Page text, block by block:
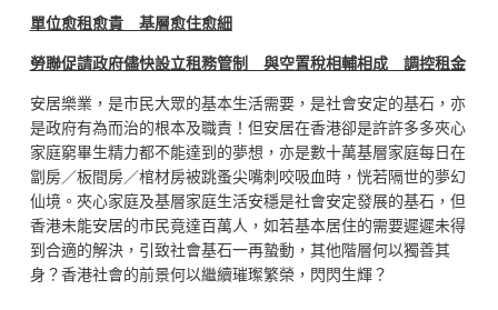
單位愈租愈貴 基層愈住愈細
勞聯促請政府儘快設立租務管制 與空置稅相輔相成 調控租金
安居樂業，是市民大眾的基本生活需要，是社會安定的基石，亦
是政府有為而治的根本及職責！但安居在香港卻是許許多多夾心
家庭窮畢生精力都不能達到的夢想，亦是數十萬基層家庭每日在
劏房／板間房／棺材房被跳蚤尖嘴刺咬吸血時，恍若隔世的夢幻
仙境。夾心家庭及基層家庭生活安穩是社會安定發展的基石，但
香港未能安居的市民竟達百萬人，如若基本居住的需要遲遲未得
到合適的解決，引致社會基石一再蟄動，其他階層何以獨善其
身？香港社會的前景何以繼續璀璨繁榮，閃閃生輝？